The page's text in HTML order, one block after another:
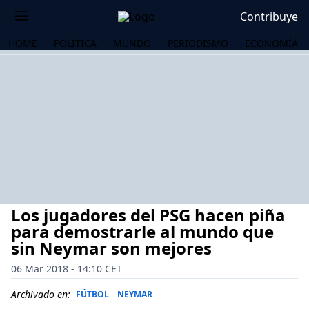
Contribuye
HOME POLÍTICA MUNDO PERIODISMO ECONOMÍA
Los jugadores del PSG hacen piña
para demostrarle al mundo que
sin Neymar son mejores
06 Mar 2018 - 14:10 CET
Archivado en: FÚTBOL NEYMAR